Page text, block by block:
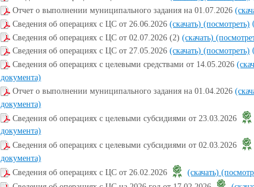
Отчет о выполнении муниципального задания на 01.07.2026
Сведения об операциях с ЦС от 26.06.2026 (скачать) (посмотреть)
Сведения об операциях с ЦС от 02.07.2026 (2) (скачать)
Сведения об операциях с ЦС от 27.05.2026 (скачать) (посмотреть)
Сведения об операциях с целевыми средствами от 14.05.2026
документа)
Отчет о выполнении муниципального задания на 01.04.2026
документа)
Сведения об операциях с целевыми субсидиями от 23.03.2026
документа)
Сведения об операциях с целевыми субсидиями от 02.03.2026
документа)
Сведения об операциях с ЦС от 26.02.2026
(скачать)